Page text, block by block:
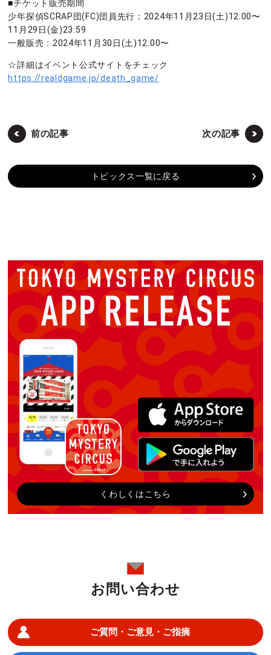
■チケット販売期間
少年探偵SCRAP団(FC)団員先行：2024年11月23日(土)12:00〜
11月29日(金)23:59
一般販売：2024年11月30日(土)12:00〜
☆詳細はイベント公式サイトをチェック
https://realdgame.jp/death_game/
前の記事 次の記事
トピックス一覧に戻る
くわしくはこちら
お問い合わせ
ご質問・ご意見・ご指摘